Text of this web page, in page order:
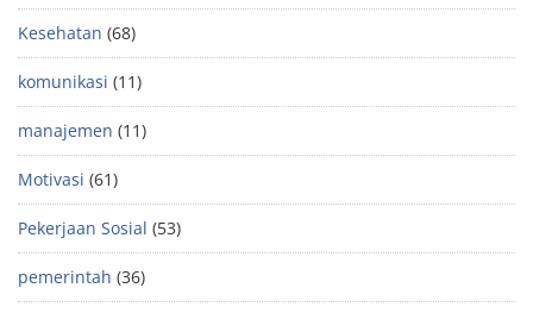
Kesehatan (68)
komunikasi (11)
manajemen (11)
Motivasi (61)
Pekerjaan Sosial (53)
pemerintah (36)